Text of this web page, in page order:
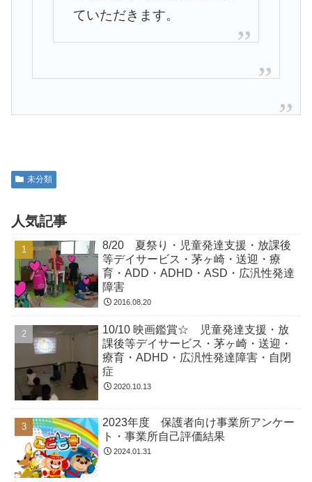
ていただきます。
未分類
人気記事
8/20 夏祭り・児童発達支援・放課後
等デイサービス・茅ヶ崎・送迎・療
育・ADD・ADHD・ASD・広汎性発達
障害
2016.08.20
10/10 映画鑑賞☆ 児童発達支援・放
課後等デイサービス・茅ヶ崎・送迎・
療育・ADHD・広汎性発達障害・自閉
症
2020.10.13
2023年度 保護者向け事業所アンケー
ト・事業所自己評価結果
2024.01.31